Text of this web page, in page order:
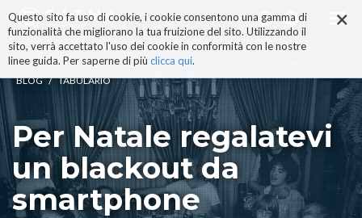
×
Questo sito fa uso di cookie, i cookie consentono una gamma di
funzionalità che migliorano la tua fruizione del sito. Utilizzando il
sito, verrà accettato l'uso dei cookie in conformità con le nostre
linee guida. Per saperne di più clicca qui.
ai
contenuti.
|
alla
navigazione
BLOG / TABULARIO
Per Natale regalatevi
un blackout da
smartphone